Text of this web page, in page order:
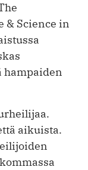
& Science in
hampaiden
aikuista.